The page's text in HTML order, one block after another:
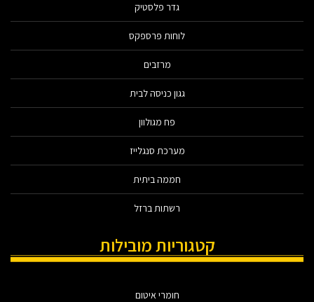
גדר פלסטיק
לוחות פרספקס
מרזבים
גגון כניסה לבית
פח מגולוון
מערכת סנגלייז
חממה ביתית
רשתות ברזל
קטגוריות מובילות
חומרי איטום